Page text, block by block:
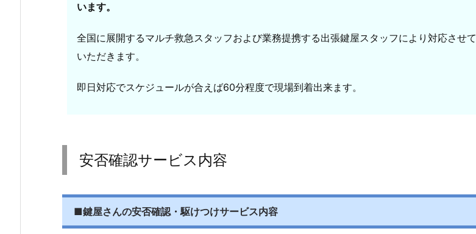
対
出
鍵
ト
います。
全国に展開するマルチ救急スタッフおよび業務提携する出張鍵屋スタッフにより対応させて
いただきます。
即日対応でスケジュールが合えば60分程度で現場到着出来ます。
安否確認サービス内容
■鍵屋さんの安否確認・駆けつけサービス内容